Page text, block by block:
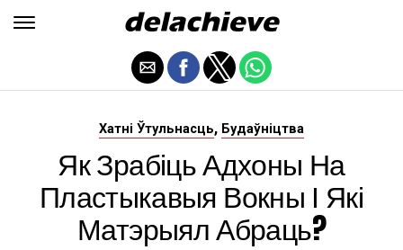
Хатні Ўтульнасць, Будаўніцтва
Як Зрабіць Адхоны На
Пластыкавыя Вокны І Які
Матэрыял Абраць?